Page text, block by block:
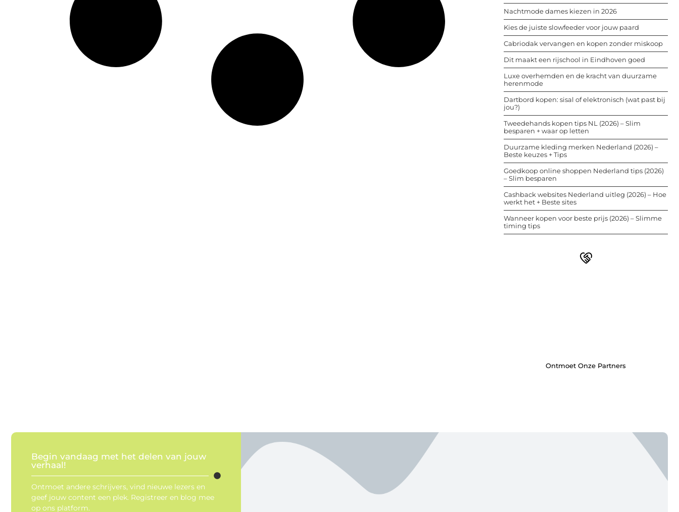
Nachtmode dames kiezen in 2026
Kies de juiste slowfeeder voor jouw paard
Cabriodak vervangen en kopen zonder miskoop
Dit maakt een rijschool in Eindhoven goed
Luxe overhemden en de kracht van duurzame
herenmode
Dartbord kopen: sisal of elektronisch (wat past bij
jou?)
Tweedehands kopen tips NL (2026) – Slim
besparen + waar op letten
Duurzame kleding merken Nederland (2026) –
Beste keuzes + Tips
Goedkoop online shoppen Nederland tips (2026)
– Slim besparen
Cashback websites Nederland uitleg (2026) – Hoe
werkt het + Beste sites
Wanneer kopen voor beste prijs (2026) – Slimme
timing tips
Ontmoet Onze Partners
Begin vandaag met het delen van jouw
verhaal!
Ontmoet andere schrijvers, vind nieuwe lezers en
geef jouw content een plek. Registreer en blog mee
op ons platform.